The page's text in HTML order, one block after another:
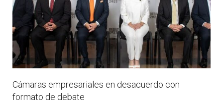
Cámaras empresariales en desacuerdo con
formato de debate